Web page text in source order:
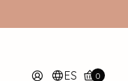
ES 0